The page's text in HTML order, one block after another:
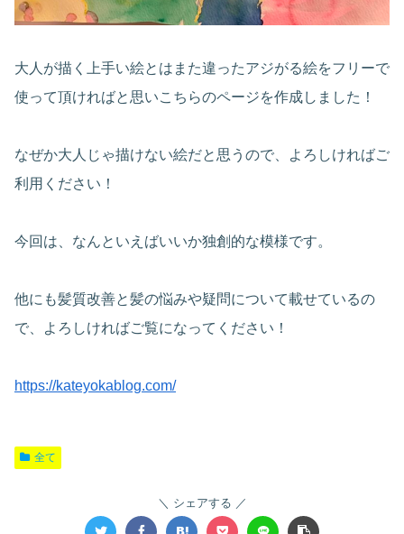
大人が描く上手い絵とはまた違ったアジがる絵をフリーで
使って頂ければと思いこちらのページを作成しました！
なぜか大人じゃ描けない絵だと思うので、よろしければご
利用ください！
今回は、なんといえばいいか独創的な模様です。
他にも髪質改善と髪の悩みや疑問について載せているの
で、よろしければご覧になってください！
https://kateyokablog.com/
全て
シェアする